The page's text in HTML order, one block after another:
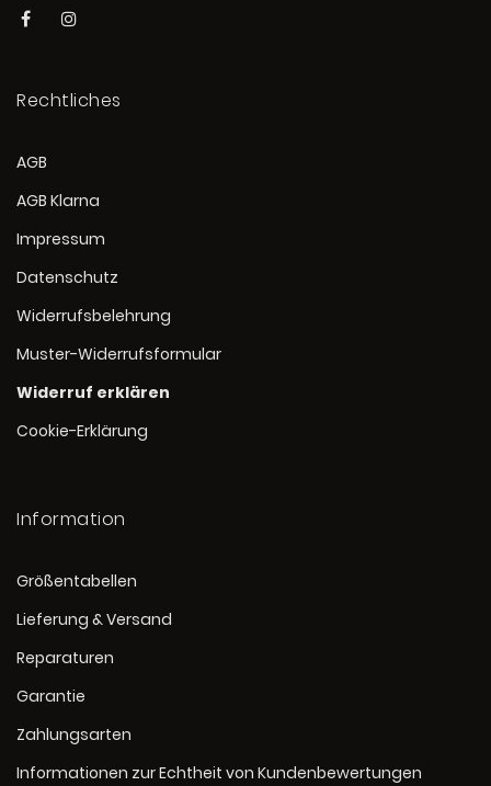
Rechtliches
AGB
AGB Klarna
Impressum
Datenschutz
Widerrufsbelehrung
Muster-Widerrufsformular
Widerruf erklären
Cookie-Erklärung
Information
Größentabellen
Lieferung & Versand
Reparaturen
Garantie
Zahlungsarten
Informationen zur Echtheit von Kundenbewertungen